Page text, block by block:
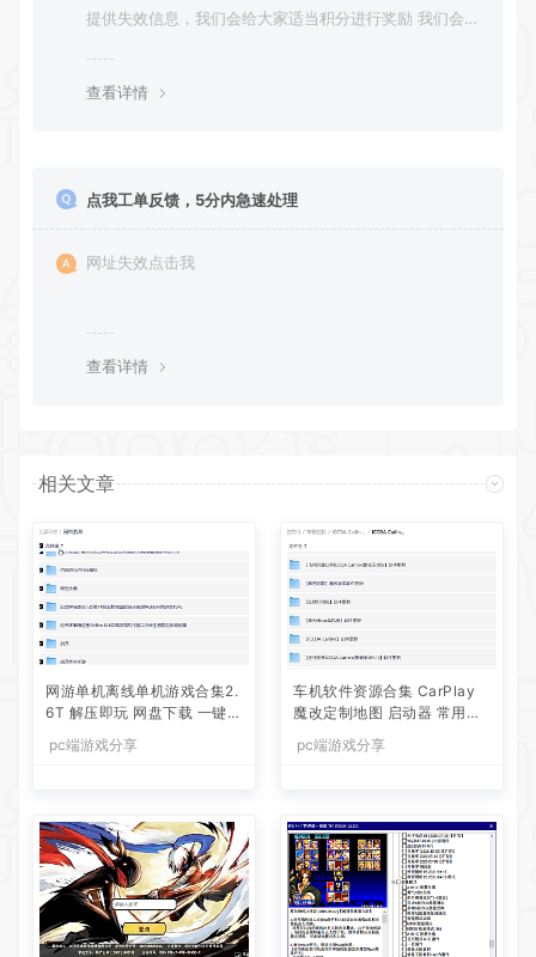
提供失效信息，我们会给大家适当积分进行奖励 我们会第
查看详情
点我工单反馈，5分内急速处理
网址失效点击我
查看详情
相关文章
网游单机离线单机游戏合集2.
6T 解压即玩 网盘下载 一键端
pc端游戏分享
车机软件资源合集 CarPlay
魔改定制地图 启动器 常用软
pc端游戏分享